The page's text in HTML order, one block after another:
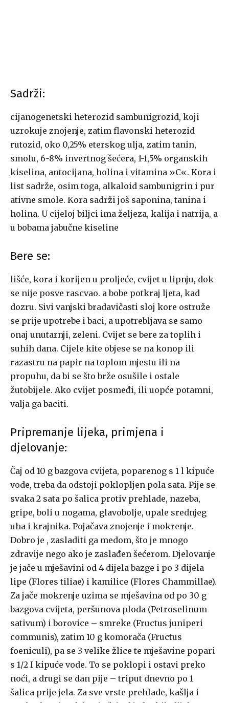
Sadrži:
cijanogenetski heterozid sambunigrozid, koji
uzrokuje znojenje, zatim flavonski heterozid
rutozid, oko 0,25% eterskog ulja, zatim tanin,
smolu, 6-8% invertnog šećera, 1-1,5% organskih
kiselina, antocijana, holina i vitamina »C«. Kora i
list sadrže, osim toga, alkaloid sambunigrin i pur
ativne smole. Kora sadrži još saponina, tanina i
holina. U cijeloj biljci ima željeza, kalija i natrija, a
u bobama jabučne kiseline
Bere se:
lišće, kora i korijen u proljeće, cvijet u lipnju, dok
se nije posve rascvao. a bobe potkraj ljeta, kad
dozru. Sivi vanjski bradavičasti sloj kore ostruže
se prije upotrebe i baci, a upotrebljava se samo
onaj unutarnji, zeleni. Cvijet se bere za toplih i
suhih dana. Cijele kite objese se na konop ili
razastru na papir na toplom mjestu ili na
propuhu, da bi se što brže osušile i ostale
žutobijele. Ako cvijet posmeđi, ili uopće potamni,
valja ga baciti.
Pripremanje lijeka, primjena i
djelovanje:
Čaj od 10 g bazgova cvijeta, poparenog s 1 l kipuće
vode, treba da odstoji poklopljen pola sata. Pije se
svaka 2 sata po šalica protiv prehlade, nazeba,
gripe, boli u nogama, glavobolje, upale srednjeg
uha i krajnika. Pojačava znojenje i mokrenje.
Dobro je , zasladiti ga medom, što je mnogo
zdravije nego ako je zaslađen šećerom. Djelovanje
je jače u mješavini od 4 dijela bazge i po 3 dijela
lipe (Flores tiliae) i kamilice (Flores Chammillae).
Za jače mokrenje uzima se mješavina od po 30 g
bazgova cvijeta, peršunova ploda (Petroselinum
sativum) i borovice – smreke (Fructus juniperi
communis), zatim 10 g komorača (Fructus
foeniculi), pa se 3 velike žlice te mješavine popari
s 1/2 I kipuće vode. To se poklopi i ostavi preko
noći, a drugi se dan pije – triput dnevno po 1
šalica prije jela. Za sve vrste prehlade, kašlja i